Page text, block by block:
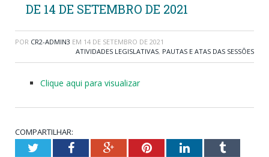
DE 14 DE SETEMBRO DE 2021
POR CR2-ADMIN3 EM 14 DE SETEMBRO DE 2021
ATIVIDADES LEGISLATIVAS, PAUTAS E ATAS DAS SESSÕES
Clique aqui para visualizar
COMPARTILHAR:
TwitterFacebookGoogle+PinterestLinkedInTumblr